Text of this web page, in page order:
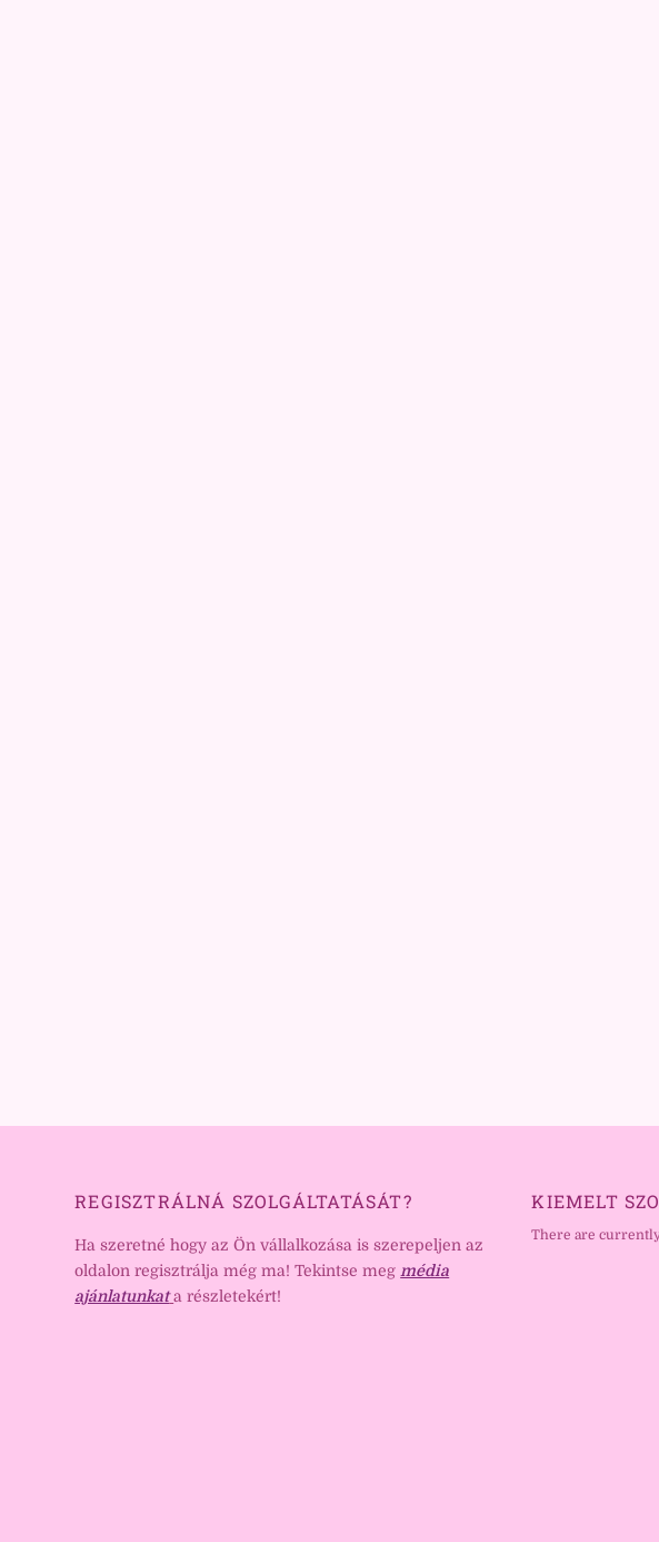
REGISZTRÁLNÁ SZOLGÁLTATÁSÁT?
Ha szeretné hogy az Ön vállalkozása is szerepeljen az
oldalon regisztrálja még ma! Tekintse meg média
ajánlatunkat a részletekért!
KIEMELT
There are